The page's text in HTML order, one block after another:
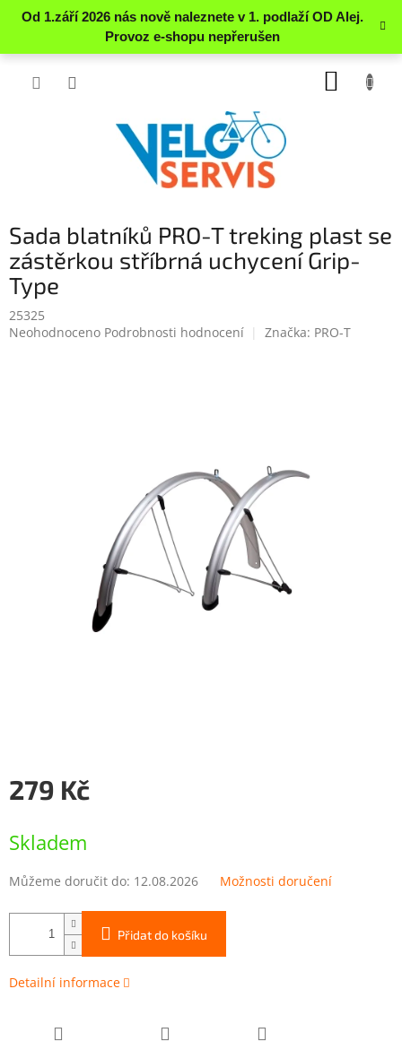
Přejít
Sada blatníků PRO-T treking plast se
zástěrkou stříbrná uchycení Grip-
Type
25325
Průměrné
Neohodnoceno Podrobnosti hodnocení Značka: PRO-T
279 Kč
cena:
Skladem
Můžeme doručit do: 12.08.2026 Možnosti doručení
Přidat do košíku
Detailní informace